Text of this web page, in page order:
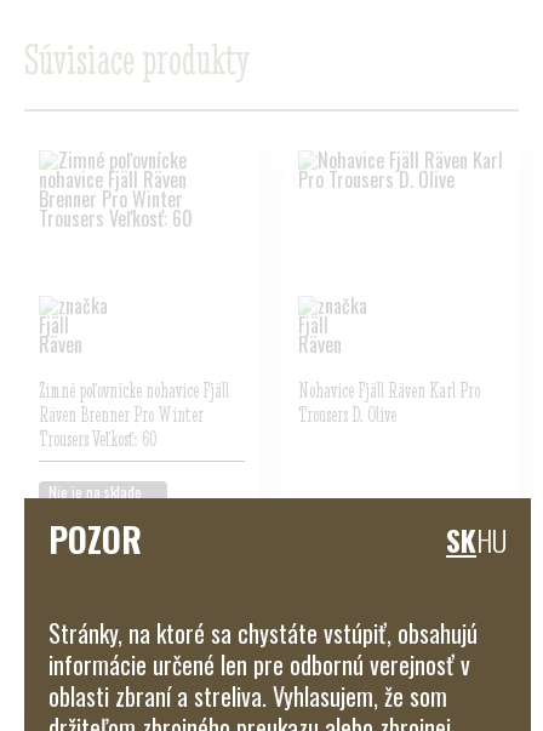
Súvisiace produkty
Zimné poľovnícke nohavice Fjäll
Räven Brenner Pro Winter
Trousers Veľkosť: 60
Nie je na sklade
Pôvodná cena:
260,00 €
POZRIEŤ
Nohavice Fjäll Räven Karl Pro
Trousers D. Olive
Na sklade
POZRIEŤ
POZOR SKHU
Stránky, na ktoré sa chystáte vstúpiť, obsahujú
informácie určené len pre odbornú verejnosť v
oblasti zbraní a streliva. Vyhlasujem, že som